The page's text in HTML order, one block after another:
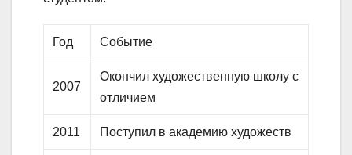
Год Событие
2007
Окончил художественную школу с
отличием
2011 Поступил в академию художеств